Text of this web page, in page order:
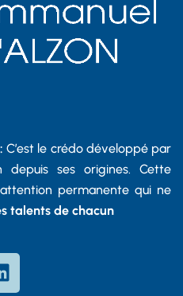
C’est le crédo développé par
depuis ses origines. Cette
permanente qui ne
talents de chacun